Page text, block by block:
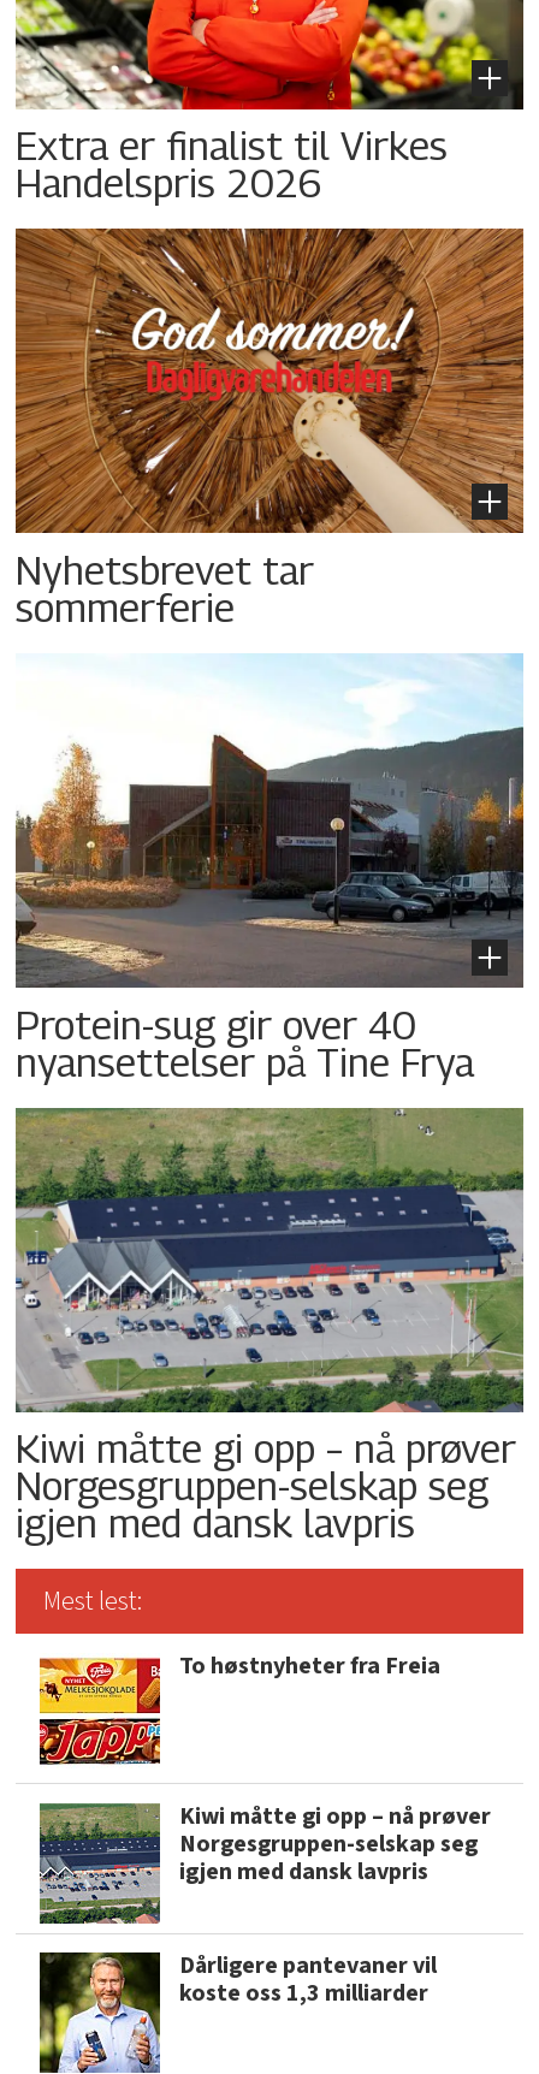
Extra er finalist til Virkes
Handelspris 2026
Nyhetsbrevet tar
sommerferie
Protein-sug gir over 40
nyansettelser på Tine Frya
Kiwi måtte gi opp – nå prøver
Norgesgruppen-selskap seg
igjen med dansk lavpris
Mest lest:
To høstnyheter fra Freia
Kiwi måtte gi opp – nå prøver
Norgesgruppen-selskap seg
igjen med dansk lavpris
Dårligere pantevaner vil
koste oss 1,3 milliarder